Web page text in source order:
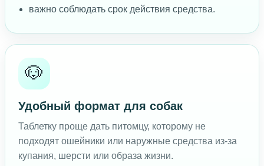
важно соблюдать срок действия средства.
🐶
Удобный формат для собак
Таблетку проще дать питомцу, которому не
подходят ошейники или наружные средства из-за
купания, шерсти или образа жизни.